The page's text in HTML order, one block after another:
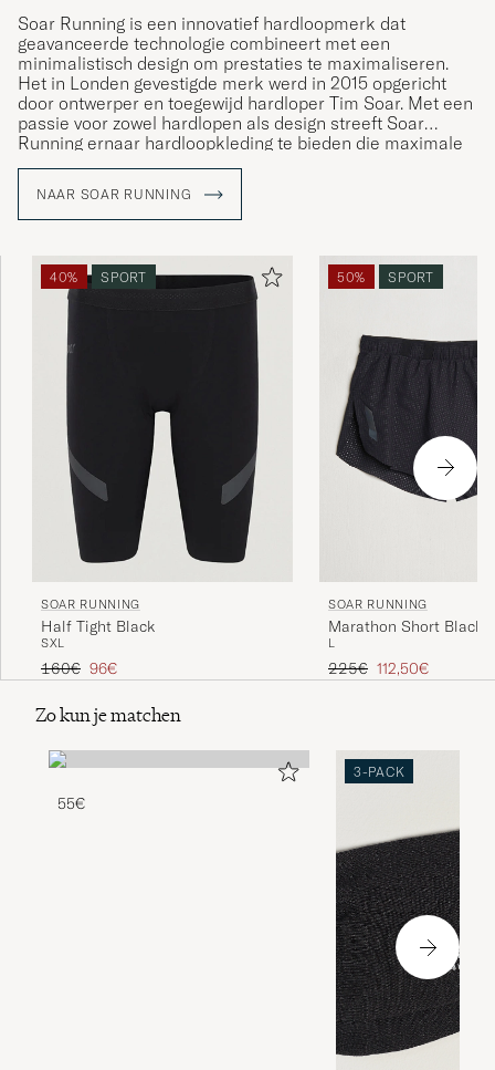
Soar Running is een innovatief hardloopmerk dat
geavanceerde technologie combineert met een
minimalistisch design om prestaties te maximaliseren.
Het in Londen gevestigde merk werd in 2015 opgericht
door ontwerper en toegewijd hardloper Tim Soar. Met een
passie voor zowel hardlopen als design streeft Soar
Running ernaar hardloopkleding te bieden die maximale
functionaliteit met een strak esthetisch ontwerp
optimale prestaties te garanderen, wat Soar Running tot
een vanzelfsprekende keuze maakt voor hardlopers die
NAAR SOAR RUNNING
40% SPORT
SOAR RUNNING
Half Tight Black
SXL
Reguliere prijs
160€ Verlaagd prijs
96€
50% SPORT
SOAR RUNNING
Marathon Short Black
L
Reguliere prijs
225€ Verlaagd prijs
112,50€
Zo kun je matchen
55€
3-PACK